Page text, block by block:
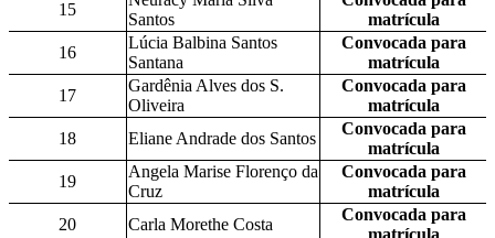
15
Santos
matrícula
16
Lúcia Balbina Santos
Santana
Convocada para
matrícula
17
Gardênia Alves dos S.
Oliveira
Convocada para
matrícula
18
Eliane Andrade dos Santos
Convocada para
matrícula
19
Angela Marise Florenço da
Cruz
Convocada para
matrícula
20
Carla Morethe Costa
Convocada para
matrícula